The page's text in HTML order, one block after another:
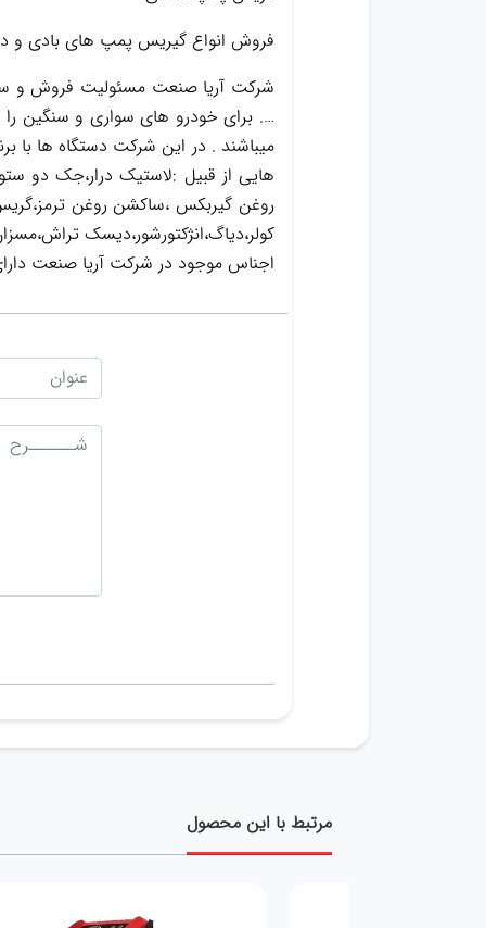
فروش انواع گیریس پمپ های بادی و
شرکت آریا صنعت مسئولیت فروش و
…. برای خودرو های سواری و سنگین را
میباشند . در این شرکت دستگاه ها با
هایی از قبیل :لاستیک درار،جک دو
کولر،دیاگ،انژکتورشور،دیسک
اجناس موجود در شرکت آریا صنعت
مرتبط با این محصول